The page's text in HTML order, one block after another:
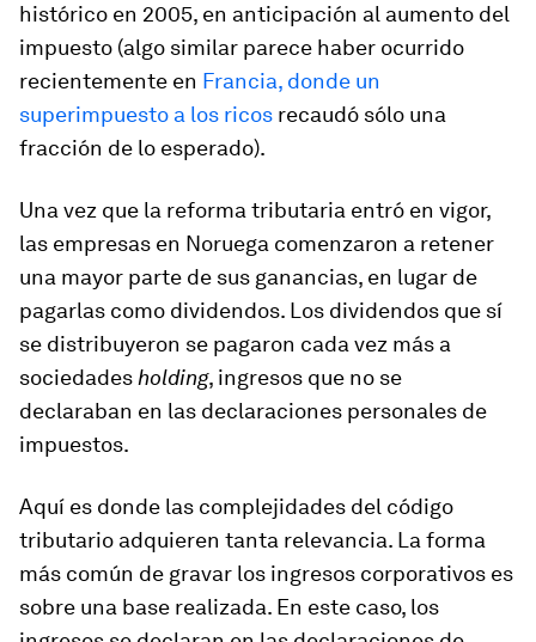
histórico en 2005, en anticipación al aumento del
impuesto (algo similar parece haber ocurrido
recientemente en Francia, donde un
superimpuesto a los ricos recaudó sólo una
fracción de lo esperado).
Una vez que la reforma tributaria entró en vigor,
las empresas en Noruega comenzaron a retener
una mayor parte de sus ganancias, en lugar de
pagarlas como dividendos. Los dividendos que sí
se distribuyeron se pagaron cada vez más a
sociedades holding, ingresos que no se
declaraban en las declaraciones personales de
impuestos.
Aquí es donde las complejidades del código
tributario adquieren tanta relevancia. La forma
más común de gravar los ingresos corporativos es
sobre una base realizada. En este caso, los